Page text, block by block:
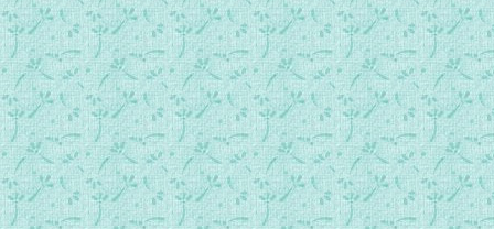
071.以利的两个坏儿子.mp3
072.上帝召撒母耳.mp3
073.约柜被掳去.mp3
074.约柜被送回.mp3
075.以色列人要一个王.mp3
076.扫罗被立为王.mp3